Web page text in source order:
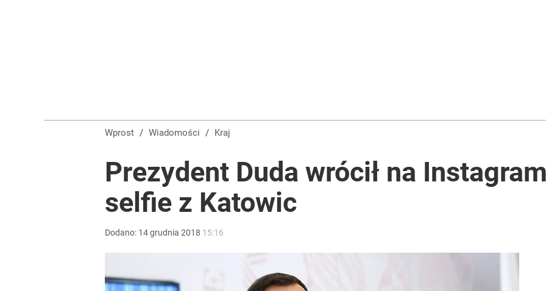
Wprost / Wiadomości / Kraj
Prezydent Duda wrócił na
selfie z Katowic
Dodano: 14grudnia 2018 15:16